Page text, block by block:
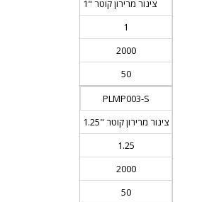
צינור מרירון קוטר "1
1
2000
50
PLMP003-S
צינור מרירון קוטר "1.25
1.25
2000
50